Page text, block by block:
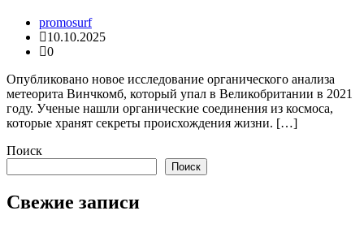
promosurf
10.10.2025
0
Опубликовано новое исследование органического анализа
метеорита Винчкомб, который упал в Великобритании в 2021
году. Ученые нашли органические соединения из космоса,
которые хранят секреты происхождения жизни. […]
Поиск
Поиск
Свежие записи